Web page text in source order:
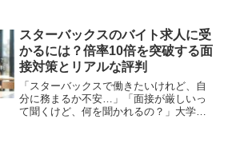
職ほど「どの業界に身を置くか」だけで
年収が1.5倍、2...
スターバックスのバイト求人に受
かるには？倍率10倍を突破する面
接対策とリアルな評判
「スターバックスで働きたいけれど、自
分に務まるか不安…」「面接が厳しいっ
て聞くけど、何を聞かれるの？」大学に